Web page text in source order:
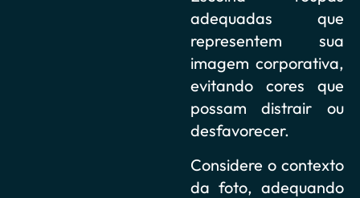
adequadas que
representem sua
imagem corporativa,
evitando cores que
possam distrair ou
desfavorecer.
Considere o contexto
da foto, adequando